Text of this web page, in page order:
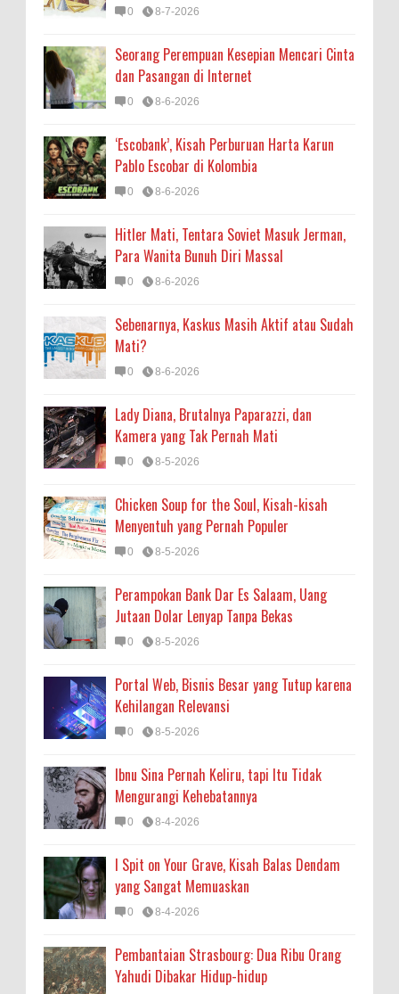
0 8-7-2026
Seorang Perempuan Kesepian Mencari Cinta
dan Pasangan di Internet
0 8-6-2026
‘Escobank’, Kisah Perburuan Harta Karun
Pablo Escobar di Kolombia
0 8-6-2026
Hitler Mati, Tentara Soviet Masuk Jerman,
Para Wanita Bunuh Diri Massal
0 8-6-2026
Sebenarnya, Kaskus Masih Aktif atau Sudah
Mati?
0 8-6-2026
Lady Diana, Brutalnya Paparazzi, dan
Kamera yang Tak Pernah Mati
0 8-5-2026
Chicken Soup for the Soul, Kisah-kisah
Menyentuh yang Pernah Populer
0 8-5-2026
Perampokan Bank Dar Es Salaam, Uang
Jutaan Dolar Lenyap Tanpa Bekas
0 8-5-2026
Portal Web, Bisnis Besar yang Tutup karena
Kehilangan Relevansi
0 8-5-2026
Ibnu Sina Pernah Keliru, tapi Itu Tidak
Mengurangi Kehebatannya
0 8-4-2026
I Spit on Your Grave, Kisah Balas Dendam
yang Sangat Memuaskan
0 8-4-2026
Pembantaian Strasbourg: Dua Ribu Orang
Yahudi Dibakar Hidup-hidup